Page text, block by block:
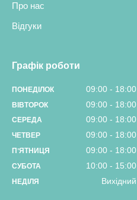
Про нас
Відгуки
Графік роботи
ПОНЕДІЛОК 09:00 18:00
ВІВТОРОК 09:00 18:00
СЕРЕДА 09:00 18:00
ЧЕТВЕР 09:00 18:00
ПʼЯТНИЦЯ 09:00 18:00
СУБОТА 10:00 15:00
НЕДІЛЯ Вихідний